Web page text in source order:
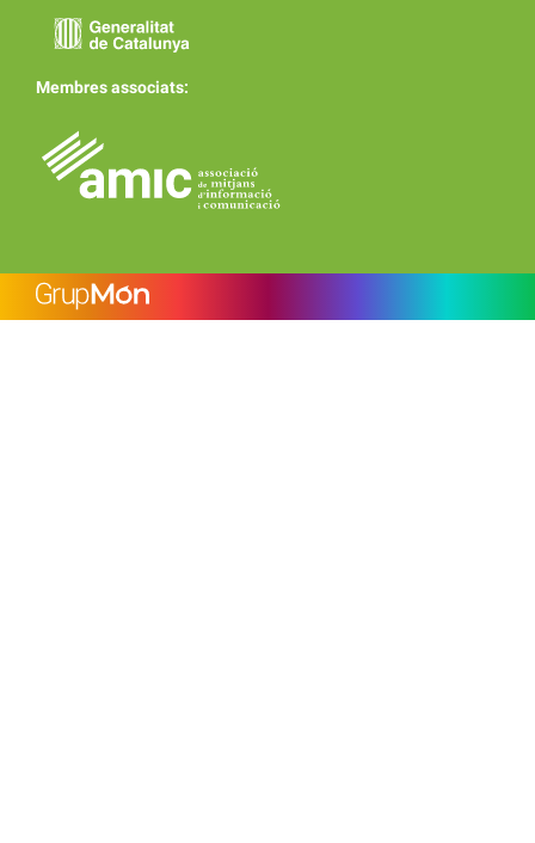
Membres associats: